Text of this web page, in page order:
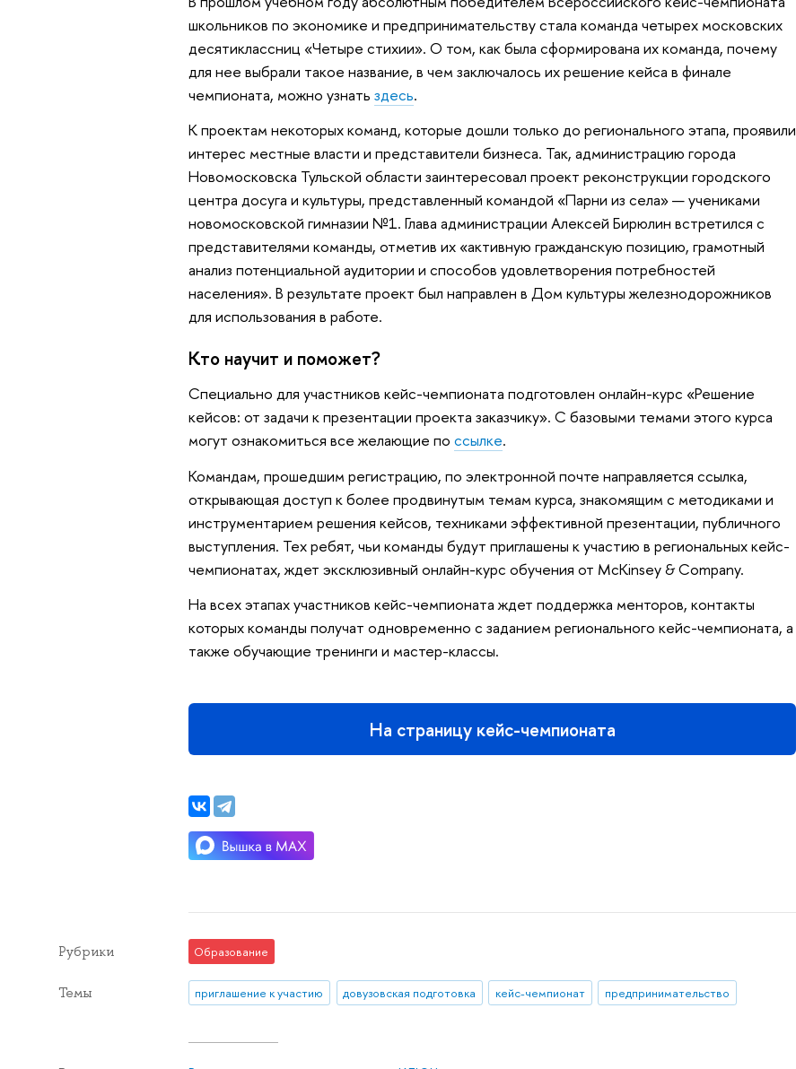
школьников по экономике и предпринимательству стала команда четырех московских
десятиклассниц «Четыре стихии». О том, как была сформирована их команда, почему
для нее выбрали такое название, в чем заключалось их решение кейса в финале
чемпионата, можно узнать здесь.
К проектам некоторых команд, которые дошли только до регионального этапа, проявили
интерес местные власти и представители бизнеса. Так, администрацию города
Новомосковска Тульской области заинтересовал проект реконструкции городского
центра досуга и культуры, представленный командой «Парни из села» — учениками
новомосковской гимназии №1. Глава администрации Алексей Бирюлин встретился с
представителями команды, отметив их «активную гражданскую позицию, грамотный
анализ потенциальной аудитории и способов удовлетворения потребностей
населения». В результате проект был направлен в Дом культуры железнодорожников
для использования в работе.
Кто научит и поможет?
Специально для участников кейс-чемпионата подготовлен онлайн-курс «Решение
кейсов: от задачи к презентации проекта заказчику». С базовыми темами этого курса
могут ознакомиться все желающие по ссылке.
Командам, прошедшим регистрацию, по электронной почте направляется ссылка,
открывающая доступ к более продвинутым темам курса, знакомящим с методиками и
инструментарием решения кейсов, техниками эффективной презентации, публичного
выступления. Тех ребят, чьи команды будут приглашены к участию в региональных кейс-
чемпионатах, ждет эксклюзивный онлайн-курс обучения от McKinsey & Company.
На всех этапах участников кейс-чемпионата ждет поддержка менторов, контакты
которых команды получат одновременно с заданием регионального кейс-чемпионата, а
также обучающие тренинги и мастер-классы.
На страницу кейс-чемпионата
Рубрики Образование
Темы приглашение к участию довузовская подготовка кейс-чемпионат предпринимательство